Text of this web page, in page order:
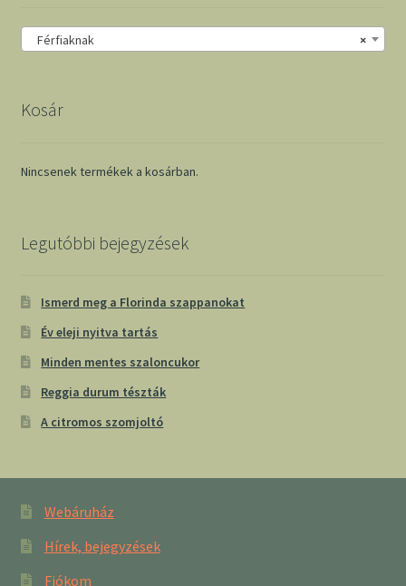
×
Férfiaknak
Kosár
Nincsenek termékek a kosárban.
Legutóbbi bejegyzések
Ismerd meg a Florinda szappanokat
Év eleji nyitva tartás
Minden mentes szaloncukor
Reggia durum tészták
A citromos szomjoltó
Webáruház
Hírek, bejegyzések
Fiókom